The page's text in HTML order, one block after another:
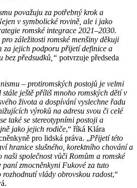
považuju za potřebný krok a
v symbolické rovině, ale i jako
romské integrace 2021–2030.
záležitosti romské menšiny děkuji
za jejich podporu přijetí definice a
bez předsudků,“ potvrzuje předseda
– protiromských postojů je velmi
ještě příliš mnoho romských dětí v
života a dospívání vyslechne řadu
výroků na adresu svou či celé
také se stereotypními postoji a
jako jejich rodiče,“ říká Klára
pro lidská práva. „Přijetí této
hranice slušného, korektního chování a
naši společnost vůči Romům a romské
zmocněnkyni Fukové za tuto
vlády obrovskou radost,“